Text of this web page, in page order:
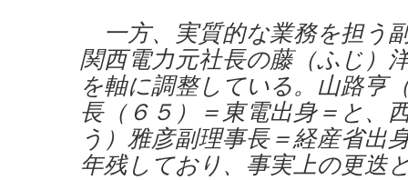
一方、実質的な業務を担う
関西電力元社長の藤（ふじ）
を軸に調整している。山路亨
長（６５）＝東電出身＝と、
う）雅彦副理事長＝経産省出
年残しており、事実上の更迭